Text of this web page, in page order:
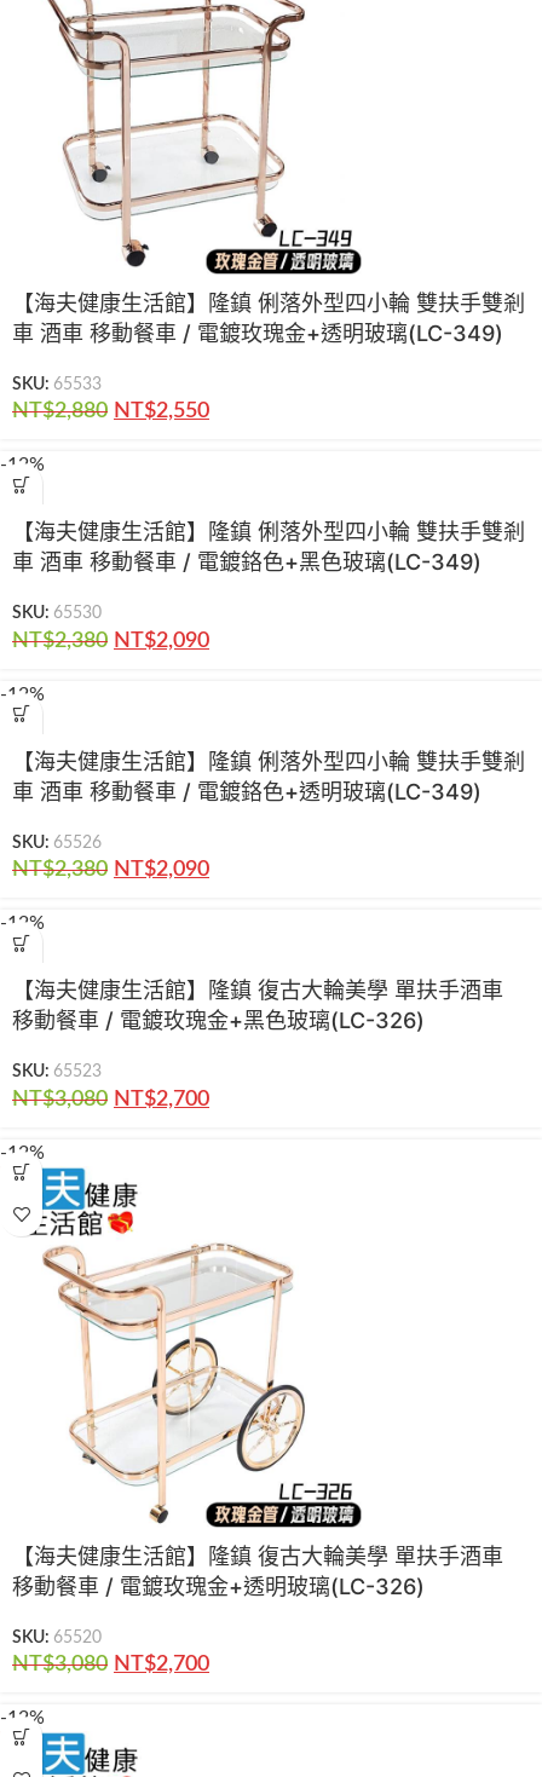
【海夫健康生活館】隆鎮 俐落外型四小輪 雙扶手雙剎
車 酒車 移動餐車 / 電鍍玫瑰金+透明玻璃(LC-349)
SKU: 65533
NT$2,880 NT$2,550
-12%
【海夫健康生活館】隆鎮 俐落外型四小輪 雙扶手雙剎
車 酒車 移動餐車 / 電鍍鉻色+黑色玻璃(LC-349)
SKU: 65530
NT$2,380 NT$2,090
-12%
【海夫健康生活館】隆鎮 俐落外型四小輪 雙扶手雙剎
車 酒車 移動餐車 / 電鍍鉻色+透明玻璃(LC-349)
SKU: 65526
NT$2,380 NT$2,090
-12%
【海夫健康生活館】隆鎮 復古大輪美學 單扶手酒車
移動餐車 / 電鍍玫瑰金+黑色玻璃(LC-326)
SKU: 65523
NT$3,080 NT$2,700
-12%
【海夫健康生活館】隆鎮 復古大輪美學 單扶手酒車
移動餐車 / 電鍍玫瑰金+透明玻璃(LC-326)
SKU: 65520
NT$3,080 NT$2,700
-12%